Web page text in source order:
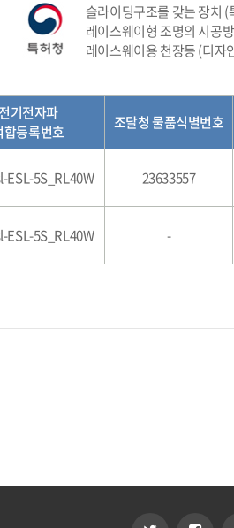
슬라이딩구조를 갖는 장치
레이스웨이형 조명의 시공
레이스웨이용 천장등 (디자
기전자파
합등록번호
조달청 물품식별번호
ESL-5S_RL40W 23633557
ESL-5S_RL40W -